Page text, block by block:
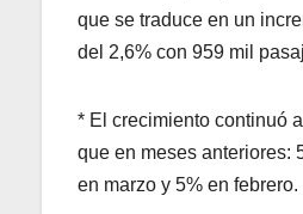
que se traduce en un
del 2,6% con 959 mil
* El crecimiento continuó
que en meses anteriores:
en marzo y 5% en febrero.